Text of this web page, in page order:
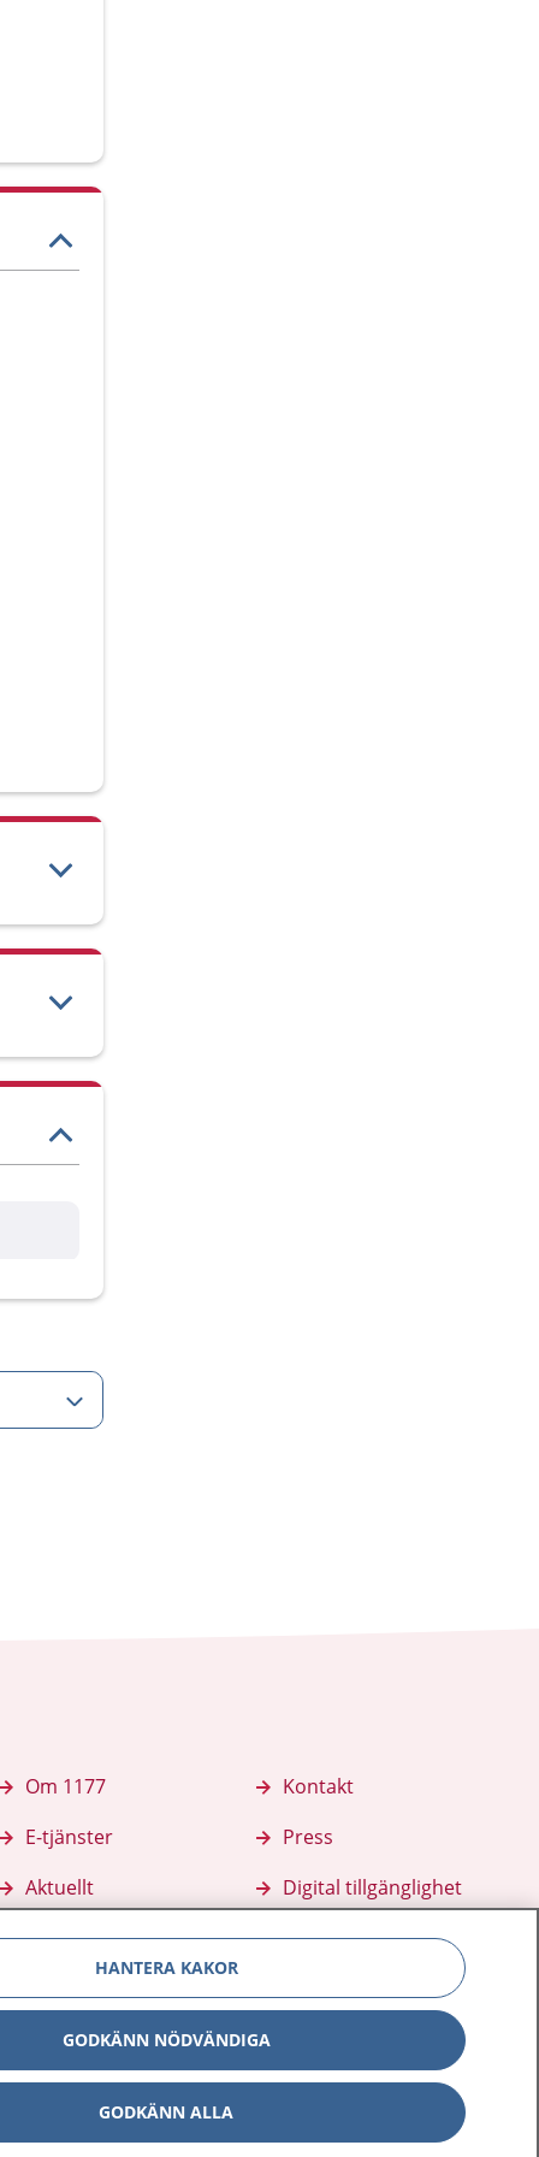
Om 1177
E-tjänster
Aktuellt
Kontakt
Press
Digital tillgänglighet
personuppgifterHantering av kakor Inställningar för kakor
HANTERA KAKOR
GODKÄNN NÖDVÄNDIGA
GODKÄNN ALLA